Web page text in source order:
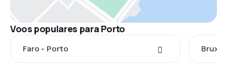
Voos populares para Porto
Faro - Porto